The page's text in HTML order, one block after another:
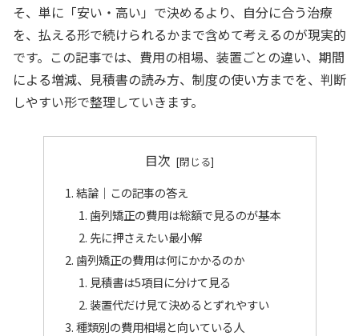
そ、単に「安い・高い」で決めるより、自分に合う治療
を、払える形で続けられるかまで含めて考えるのが現実的
です。この記事では、費用の相場、装置ごとの違い、期間
による増減、見積書の読み方、制度の使い方までを、判断
しやすい形で整理していきます。
目次
結論｜この記事の答え
歯列矯正の費用は総額で見るのが基本
先に押さえたい最小解
歯列矯正の費用は何にかかるのか
見積書は5項目に分けて見る
装置代だけ見て決めるとずれやすい
種類別の費用相場と向いている人